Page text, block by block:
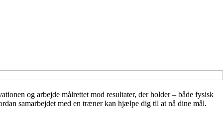
og arbejde målrettet mod resultater, der holder – både fysisk
samarbejdet med en træner kan hjælpe dig til at nå dine mål.